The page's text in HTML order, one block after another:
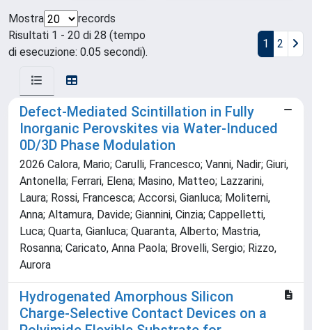
Mostra
records
Risultati 1 - 20 di 28 (tempo
di esecuzione: 0.05 secondi).
1 2
Defect‐Mediated Scintillation in Fully
Inorganic Perovskites via Water‐Induced
0D/3D Phase Modulation
2026 Calora, Mario; Carulli, Francesco; Vanni, Nadir; Giuri,
Antonella; Ferrari, Elena; Masino, Matteo; Lazzarini,
Laura; Rossi, Francesca; Accorsi, Gianluca; Moliterni,
Anna; Altamura, Davide; Giannini, Cinzia; Cappelletti,
Luca; Quarta, Gianluca; Quaranta, Alberto; Mastria,
Rosanna; Caricato, Anna Paola; Brovelli, Sergio; Rizzo,
Aurora
Hydrogenated Amorphous Silicon
Charge-Selective Contact Devices on a